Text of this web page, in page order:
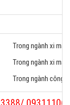
Trong ngành xi
Trong ngành xi
Trong ngành công